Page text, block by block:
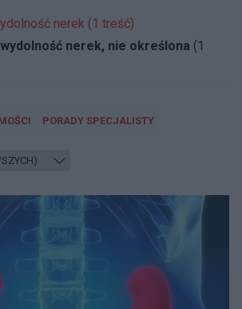
nerek (1 treść)
nerek, nie określona (1
PORADY SPECJALISTY